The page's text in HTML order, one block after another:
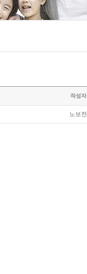
작성자
노보전